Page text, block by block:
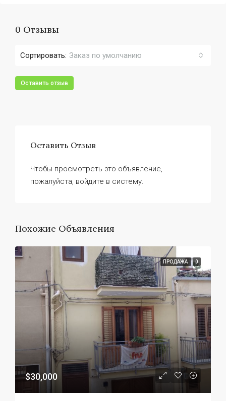
0 Отзывы
Сортировать: Заказ по умолчанию
Оставить отзыв
Оставить Отзыв
Чтобы просмотреть это объявление,
пожалуйста, войдите в систему.
Похожие Объявления
ПРОДАЖА 0
$30,000